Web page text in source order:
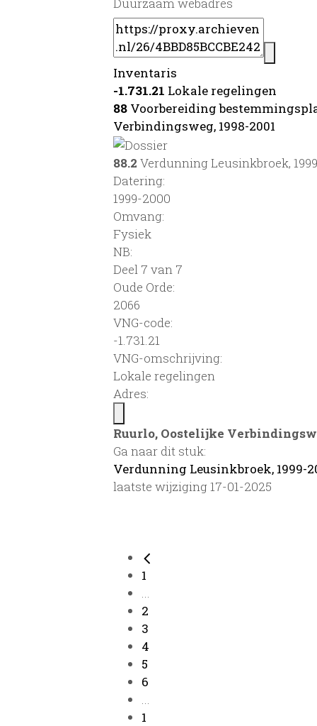
Inventaris
-1.731.21 Lokale regelingen
88 Voorbereiding
Verbindingsweg, 1998-2001
88.2 Verdunning Leusinkbroek,
Datering:
1999-2000
Omvang:
Fysiek
NB:
Deel 7 van 7
Oude Orde:
2066
VNG-code:
-1.731.21
VNG-omschrijving:
Lokale regelingen
Adres:
Ruurlo, Oostelijke
Ga naar dit stuk:
Verdunning Leusinkbroek, 1999-
laatste wijziging 17-01-2025
1
...
2
3
4
5
6
...
1